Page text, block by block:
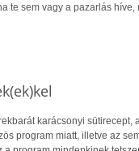
te sem vagy a pazarlás
karácsonyi sütirecept,
program miatt, illetve az